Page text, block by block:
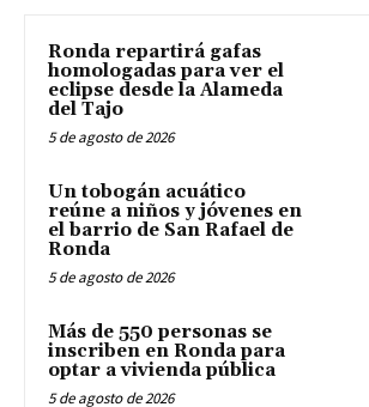
Ronda repartirá gafas
homologadas para ver el
eclipse desde la Alameda
del Tajo
5 de agosto de 2026
Un tobogán acuático
reúne a niños y jóvenes en
el barrio de San Rafael de
Ronda
5 de agosto de 2026
Más de 550 personas se
inscriben en Ronda para
optar a vivienda pública
5 de agosto de 2026